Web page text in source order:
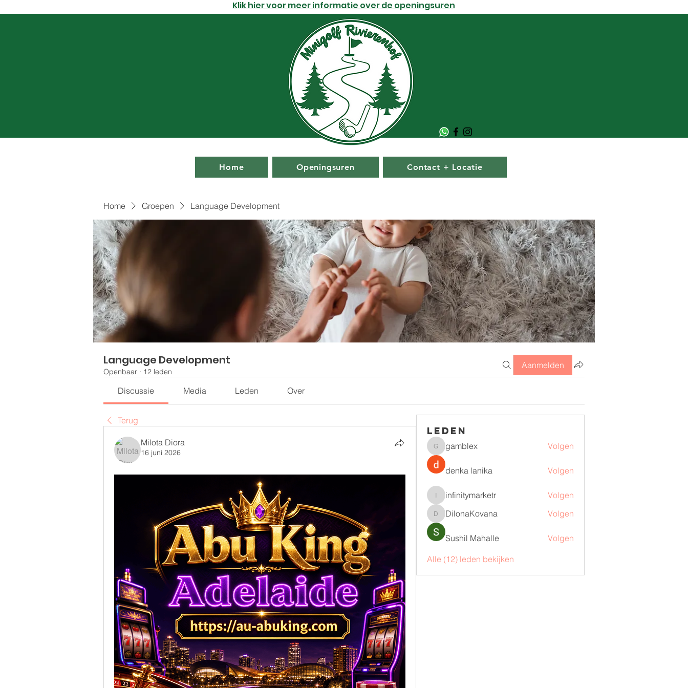
Klik hier voor meer informatie over de openingsuren
Home Openingsuren Contact + Locatie
Home Groepen Language Development
Language Development
Openbaar · 12 leden
Aanmelden
Discussie Media Leden Over
Terug
Milota Diora
16 juni 2026
leden
gamblex
gamblex Volgen
denka lanika Volgen
infinitymarketr
infinitymarketr Volgen
DilonaKovana
DilonaKovana Volgen
Sushil Mahalle Volgen
Alle (12) leden bekijken